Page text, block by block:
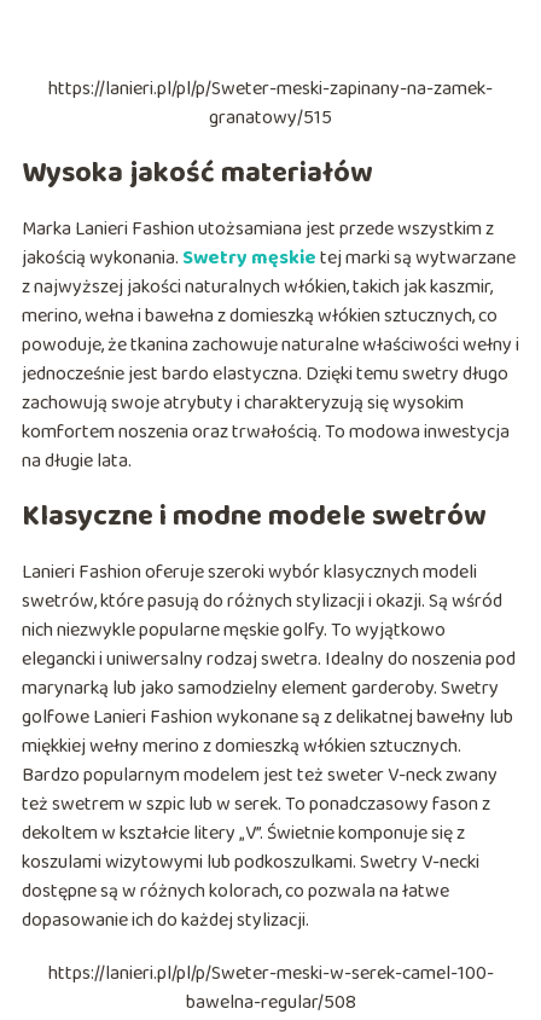
https://lanieri.pl/pl/p/Sweter-meski-zapinany-na-zamek-
granatowy/515
Wysoka jakość materiałów
Marka Lanieri Fashion utożsamiana jest przede wszystkim z
jakością wykonania. Swetry męskietej marki są wytwarzane
z najwyższej jakości naturalnych włókien, takich jak kaszmir,
merino, wełna i bawełna z domieszką włókien sztucznych, co
powoduje, że tkanina zachowuje naturalne właściwości wełny i
jednocześnie jest bardo elastyczna. Dzięki temu swetry długo
zachowują swoje atrybuty i charakteryzują się wysokim
komfortem noszenia oraz trwałością. To modowa inwestycja
na długie lata.
Klasyczne i modne modele swetrów
Lanieri Fashion oferuje szeroki wybór klasycznych modeli
swetrów, które pasują do różnych stylizacji i okazji. Są wśród
nich niezwykle popularne męskie golfy. To wyjątkowo
elegancki i uniwersalny rodzaj swetra. Idealny do noszenia pod
marynarką lub jako samodzielny element garderoby. Swetry
golfowe Lanieri Fashion wykonane są z delikatnej bawełny lub
miękkiej wełny merino z domieszką włókien sztucznych.
Bardzo popularnym modelem jest też sweter V-neck zwany
też swetrem w szpic lub w serek. To ponadczasowy fason z
dekoltem w kształcie litery „V”. Świetnie komponuje się z
koszulami wizytowymi lub podkoszulkami. Swetry V-necki
dostępne są w różnych kolorach, co pozwala na łatwe
dopasowanie ich do każdej stylizacji.
https://lanieri.pl/pl/p/Sweter-meski-w-serek-camel-100-
bawelna-regular/508